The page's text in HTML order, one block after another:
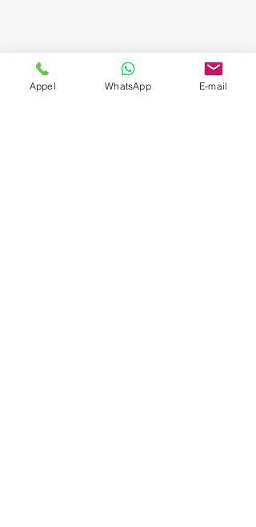
Appel WhatsApp E-mail